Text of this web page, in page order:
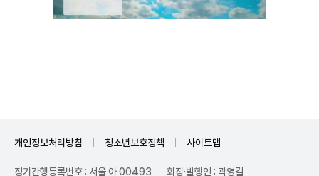
개인정보처리방침 청소년보호정책 사이트맵
정기간행등록번호 : 서울 아 00493 회장·발행인 : 곽영길